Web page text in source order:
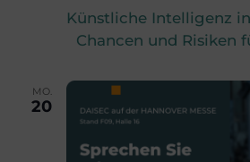
Künstliche Intelligenz
Chancen und Risiken
MO.
20